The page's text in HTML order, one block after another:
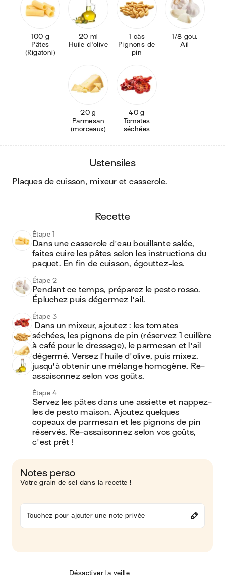
100 g
Pâtes
(Rigatoni)
20 ml
Huile d'olive
1 càs
Pignons de
pin
1/8 gou.
Ail
20 g
Parmesan
(morceaux)
40 g
Tomates
séchées
ustensiles
plaques de cuisson, mixeur et casserole.
recette
Étape 1
Dans une casserole d'eau bouillante salée,
faites cuire les pâtes selon les instructions du
paquet. En fin de cuisson, égouttez-les.
Étape 2
Pendant ce temps, préparez le pesto rosso.
Épluchez puis dégermez l'ail.
Étape 3
séchées, les pignons de pin (réservez 1 cuillère
à café pour le dressage), le parmesan et l'ail
dégermé. Versez l'huile d'olive, puis mixez.
jusqu'à obtenir une mélange homogène. Re-
assaisonnez selon vos goûts.
Étape 4
Servez les pâtes dans une assiette et nappez-
les de pesto maison. Ajoutez quelques
copeaux de parmesan et les pignons de pin
réservés. Re-assaisonnez selon vos goûts,
c'est prêt !
Notes perso
Votre grain de sel dans la recette !
Touchez pour ajouter une note privée
Désactiver la veille